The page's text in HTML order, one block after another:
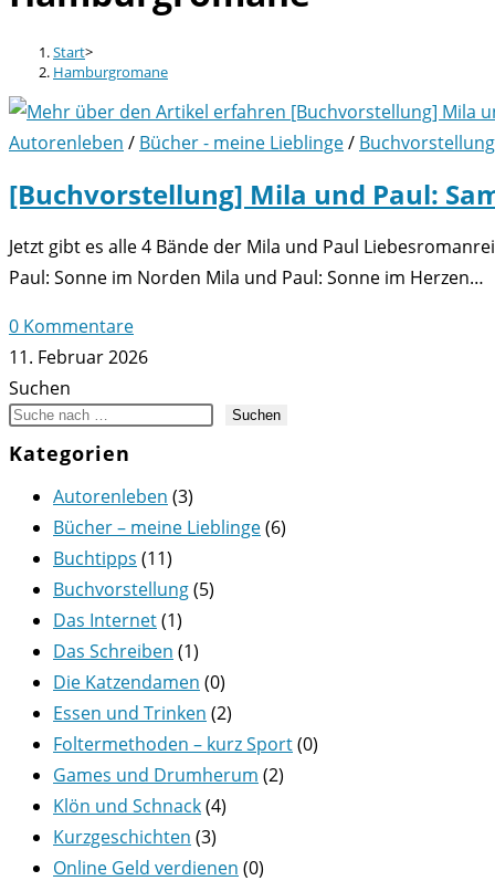
Start>
Hamburgromane
Autorenleben / Bücher - meine Lieblinge/ Buchvorstellung
[Buchvorstellung] Mila und Paul:
Jetzt gibt es alle 4 Bände der Mila und Paul
Paul: Sonne im Norden Mila und Paul: Sonne im Herzen…
0 Kommentare
11. Februar 2026
Suchen
Suchen
Kategorien
Autorenleben (3)
Bücher – meine Lieblinge(6)
Buchtipps (11)
Buchvorstellung(5)
Das Internet(1)
Das Schreiben (1)
Die Katzendamen (0)
Essen und Trinken (2)
Foltermethoden – kurz Sport(0)
Games und Drumherum (2)
Klön und Schnack(4)
Kurzgeschichten (3)
Online Geld verdienen (0)